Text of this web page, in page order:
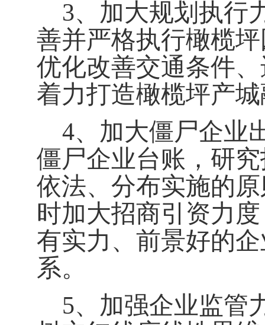
3、加大规划执行
善并严格执行橄榄
优化改善交通条件
着力打造橄榄坪产
4、加大僵尸企业
僵尸企业台账，研
依法、分布实施的
时加大招商引资力
有实力、前景好的
系。
5、加强企业监管